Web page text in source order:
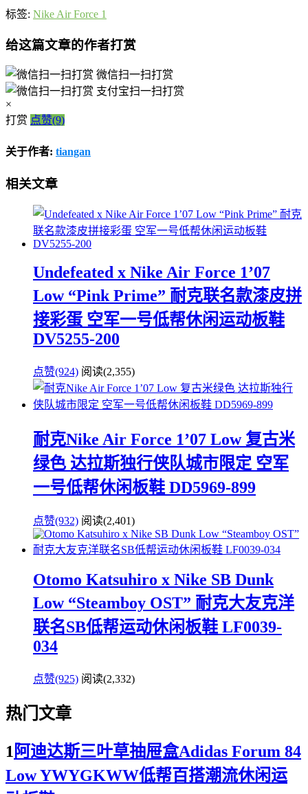
标签: Nike Air Force 1
给这篇文章的作者打赏
微信扫一扫打赏
支付宝扫一扫打赏
×
打赏 点赞(9)
关于作者: tiangan
相关文章
Undefeated x Nike Air Force 1’07
Low “Pink Prime” 耐克联名款漆皮拼
接彩蛋 空军一号低帮休闲运动板鞋
DV5255-200
点赞(924) 阅读(2,355)
耐克Nike Air Force 1’07 Low 复古米
绿色 达拉斯独行侠队城市限定 空军
一号低帮休闲板鞋 DD5969-899
点赞(932) 阅读(2,401)
Otomo Katsuhiro x Nike SB Dunk
Low “Steamboy OST” 耐克大友克洋
联名SB低帮运动休闲板鞋 LF0039-
034
点赞(925) 阅读(2,332)
热门文章
1 阿迪达斯三叶草抽屉盒Adidas Forum 84
Low YWYGKWW低帮百搭潮流休闲运